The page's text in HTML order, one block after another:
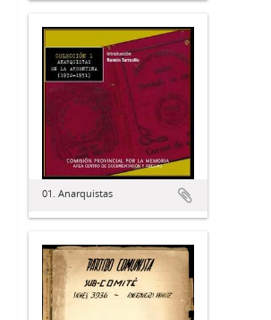
01. Anarquistas